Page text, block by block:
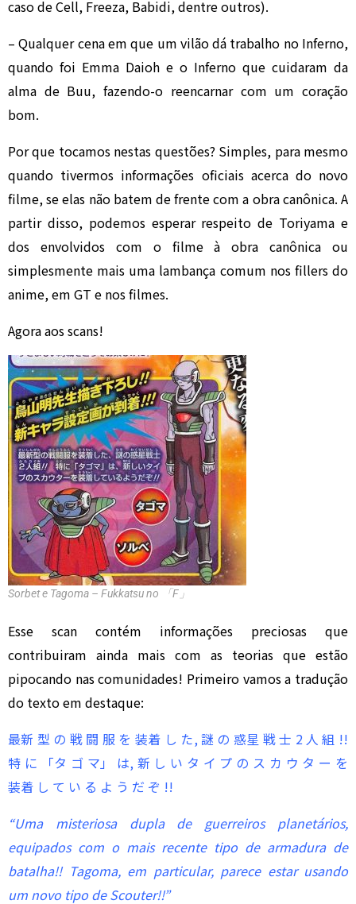
caso de Cell, Freeza, Babidi, dentre outros).
– Qualquer cena em que um vilão dá trabalho no Inferno,
quando foi Emma Daioh e o Inferno que cuidaram da
alma de Buu, fazendo-o reencarnar com um coração
bom.
Por que tocamos nestas questões? Simples, para mesmo
quando tivermos informações oficiais acerca do novo
filme, se elas não batem de frente com a obra canônica. A
partir disso, podemos esperar respeito de Toriyama e
dos envolvidos com o filme à obra canônica ou
simplesmente mais uma lambança comum nos fillers do
anime, em GT e nos filmes.
Agora aos scans!
Sorbet e Tagoma – Fukkatsu no 「F」
Esse scan contém informações preciosas que
contribuiram ainda mais com as teorias que estão
pipocando nas comunidades! Primeiro vamos a tradução
do texto em destaque:
最新 型 の 戦 闘 服 を 装着 し た, 謎 の 惑星 戦 士 2 人 組 !!
特 に 「タ ゴ マ」 は, 新 し い タ イ プ の ス カ ウ タ ー を
装着 し て い る よ う だ ぞ !!
“Uma misteriosa dupla de guerreiros planetários,
equipados com o mais recente tipo de armadura de
batalha!! Tagoma, em particular, parece estar usando
um novo tipo de Scouter!!”